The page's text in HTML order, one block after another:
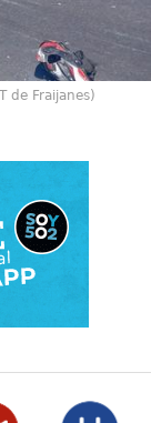
de Fraijanes)